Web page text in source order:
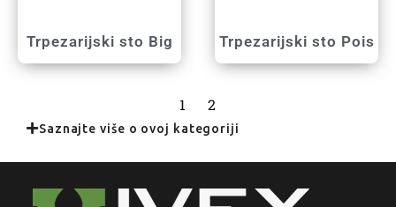
Trpezarijski sto Big Trpezarijski sto Pois
1 2
Saznajte više o ovoj kategoriji